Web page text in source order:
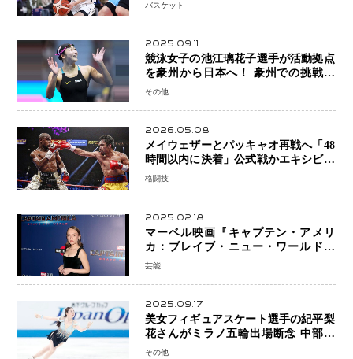
バスケット
2025.09.11
競泳女子の池江璃花子選手が活動拠点
を豪州から日本へ！ 豪州での挑戦を
糧に、28年ロサンゼルス五輪へ再始動
その他
2026.05.08
メイウェザーとパッキャオ再戦へ「48
時間以内に決着」公式戦かエキシビシ
ョンか混迷続く
格闘技
2025.02.18
マーベル映画『キャプテン・アメリ
カ：ブレイブ・ニュー・ワールド』
新ブラック・ウィドウ役のシラ・ハー
芸能
2025.09.17
美女フィギュアスケート選手の紀平梨
花さんがミラノ五輪出場断念 中部選
手権欠場を発表「安全最優先の判断」
その他